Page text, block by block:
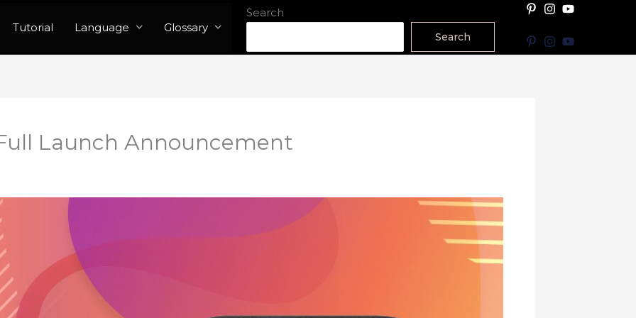
Tutorial Language Glossary
Search
Search
Launch Announcement